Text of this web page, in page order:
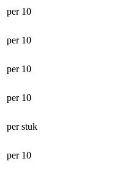
per 10
per 10
per 10
per 10
per stuk
per 10